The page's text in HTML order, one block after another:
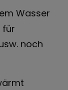
Wasser
für
noch